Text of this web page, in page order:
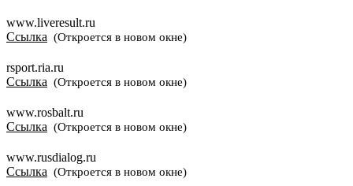
www.liveresult.ru
Ссылка (Откроется в новом окне)
rsport.ria.ru
Ссылка (Откроется в новом окне)
www.rosbalt.ru
Ссылка (Откроется в новом окне)
www.rusdialog.ru
Ссылка (Откроется в новом окне)